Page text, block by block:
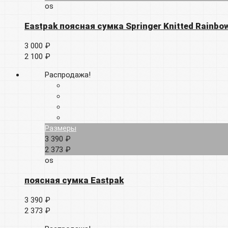
os
Eastpak поясная сумка Springer Knitted
3 000 ₽
2 100 ₽
Распродажа!
Размеры
3 390 ₽
2 373 ₽
os
поясная сумка Eastpak
3 390 ₽
2 373 ₽